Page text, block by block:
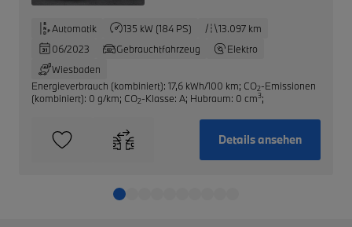
Automatik 135 kW (184 PS)
13.097 km
06/2023
Gebrauchtfahrzeug
Elektro
Wiesbaden
Energieverbrauch (kombiniert): 17,6 kWh/100 km; CO2-Emissionen
(kombiniert): 0 g/km; CO2-Klasse: A; Hubraum: 0 cm3;
Details ansehen